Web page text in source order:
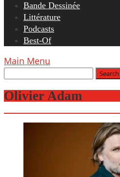
Bande Dessinée
Littérature
Podcasts
Best-Of
Main Menu
Olivier Adam